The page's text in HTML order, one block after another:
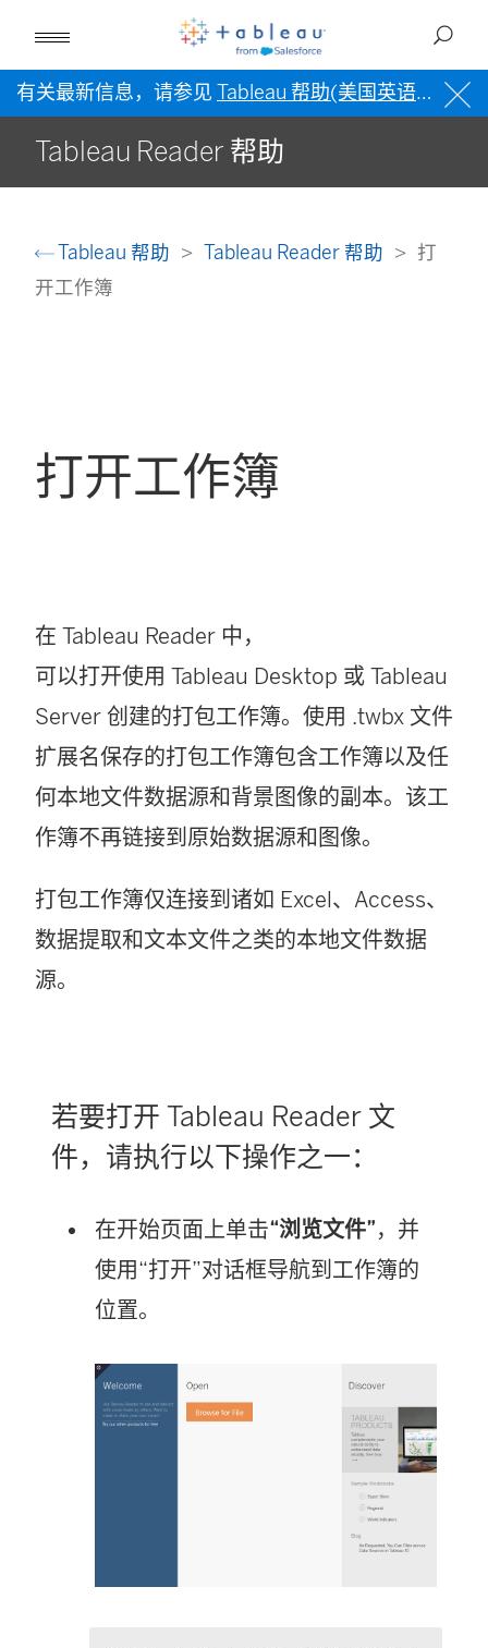
有关最新信息，请参见 Tableau 帮助(美国英语) 。
Tableau Reader 帮助
Tableau 帮助 Tableau Reader 帮助
打
开工作簿
打开工作簿
在 Tableau Reader 中，
可以打开使用 Tableau Desktop 或 Tableau
Server 创建的打包工作簿。使用 .twbx 文件
扩展名保存的打包工作簿包含工作簿以及任
何本地文件数据源和背景图像的副本。该工
作簿不再链接到原始数据源和图像。
打包工作簿仅连接到诸如 Excel、Access、
数据提取和文本文件之类的本地文件数据
源。
若要打开 Tableau Reader 文
件，请执行以下操作之一：
在开始页面上单击“浏览文件”，并
使用“打开”对话框导航到工作簿的
位置。